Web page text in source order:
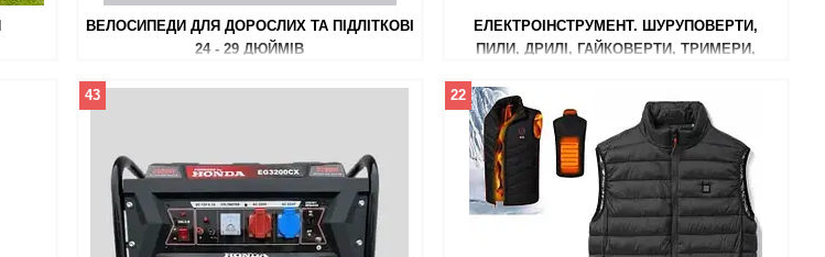
ВЕЛОСИПЕДИ ДЛЯ ДОРОСЛИХ ТА ПІДЛІТКОВІ
24 - 29 ДЮЙМІВ
ЕЛЕКТРОІНСТРУМЕНТ. ШУРУПОВЕРТИ,
ПИЛИ, ДРИЛІ, ГАЙКОВЕРТИ, ТРИМЕРИ,
43 22